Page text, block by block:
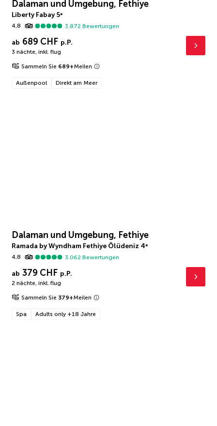
Dalaman und Umgebung, Fethiye
Liberty Fabay 5*
4,8
3.872 Bewertungen
ab 689 CHF p.P.
3 nächte, inkl. flug
Sammeln Sie 689+Meilen
Außenpool Direkt am Meer
Dalaman und Umgebung, Fethiye
Ramada by Wyndham Fethiye Ölüdeniz 4*
4,8
3.062 Bewertungen
ab 379 CHF p.P.
2 nächte, inkl. flug
Sammeln Sie 379+Meilen
Spa Adults only +18 Jahre